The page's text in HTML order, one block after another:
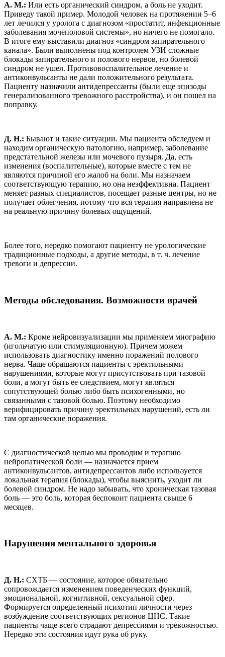
А. М.: Или есть органический синдром, а боль не уходит.
Приведу такой пример. Молодой человек на протяжении 5–6
лет лечился у уролога с диагнозом «простатит, инфекционные
заболевания мочеполовой системы», но ничего не помогало.
В итоге ему выставили диагноз «синдром запирательного
канала». Были выполнены под контролем УЗИ сложные
блокады запирательного и полового нервов, но болевой
синдром не ушел. Противовоспалительное лечение и
антиконвульсанты не дали положительного результата.
Пациенту назначили антидепрессанты (были еще эпизоды
генерализованного тревожного расстройства), и он пошел на
поправку.
Д. Н.: Бывают и такие ситуации. Мы пациента обследуем и
находим органическую патологию, например, заболевание
предстательной железы или мочевого пузыря. Да, есть
изменения (воспалительные), которые вместе с тем не
являются причиной его жалоб на боли. Мы назначаем
соответствующую терапию, но она неэффективна. Пациент
меняет разных специалистов, посещает разные центры, но не
получает облегчения, потому что вся терапия направлена не
на реальную причину болевых ощущений.
Более того, нередко помогают пациенту не урологические
традиционные подходы, а другие методы, в т. ч. лечение
тревоги и депрессии.
Методы обследования. Возможности врачей
А. М.: Кроме нейровизуализации мы применяем миографию
(игольчатую или стимуляционную). Причем можем
использовать диагностику именно поражений полового
нерва. Чаще обращаются пациенты с эректильными
нарушениями, которые могут присутствовать при тазовой
боли, а могут быть ее следствием, могут являться
сопутствующей болью либо быть психогенными, но
связанными с тазовой болью. Поэтому необходимо
верифицировать причину эректильных нарушений, есть ли
там органические поражения.
С диагностической целью мы проводим и терапию
нейропатической боли — назначается прием
антиконвульсантов, антидепрессантов либо используется
локальная терапия (блокады), чтобы выяснить, уходит ли
болевой синдром. Не надо забывать, что хроническая тазовая
боль — это боль, которая беспокоит пациента свыше 6
месяцев.
Нарушения ментального здоровья
Д. Н.: СХТБ — состояние, которое обязательно
сопровождается изменением поведенческих функций,
эмоциональной, когнитивной, сексуальной сфер.
Формируется определенный психотип личности через
возбуждение соответствующих регионов ЦНС. Такие
пациенты чаще всего страдают депрессиями и тревожностью.
Нередко эти состояния идут рука об руку.